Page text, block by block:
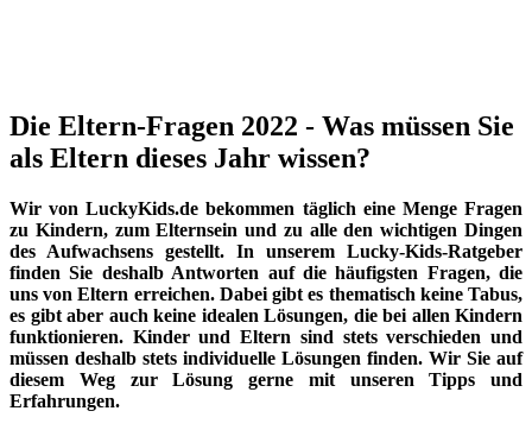
Die Eltern-Fragen 2022 - Was müssen Sie
als Eltern dieses Jahr wissen?
Wir von LuckyKids.de bekommen täglich eine Menge Fragen
zu Kindern, zum Elternsein und zu alle den wichtigen Dingen
des Aufwachsens gestellt. In unserem Lucky-Kids-Ratgeber
finden Sie deshalb Antworten auf die häufigsten Fragen, die
uns von Eltern erreichen. Dabei gibt es thematisch keine Tabus,
es gibt aber auch keine idealen Lösungen, die bei allen Kindern
funktionieren. Kinder und Eltern sind stets verschieden und
müssen deshalb stets individuelle Lösungen finden. Wir Sie auf
diesem Weg zur Lösung gerne mit unseren Tipps und
Erfahrungen.